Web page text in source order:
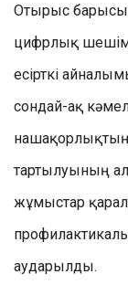
Отырыс
цифрлық
есірткі
сондай-ақ
тартылуының
жұмыстар
аударылды.